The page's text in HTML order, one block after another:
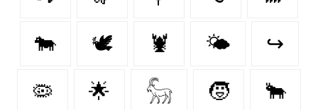
🐄 🕊 🦞 🌤️ ↪
🦠 🌟 𓃵 🧒 🐂